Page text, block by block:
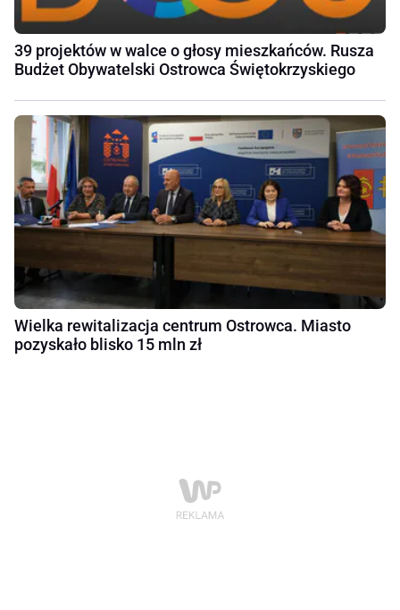
39 projektów w walce o głosy mieszkańców. Rusza
Budżet Obywatelski Ostrowca Świętokrzyskiego
Wielka rewitalizacja centrum Ostrowca. Miasto
pozyskało blisko 15 mln zł